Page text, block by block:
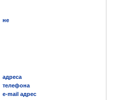
не
адреса
телефона
e-mail адрес